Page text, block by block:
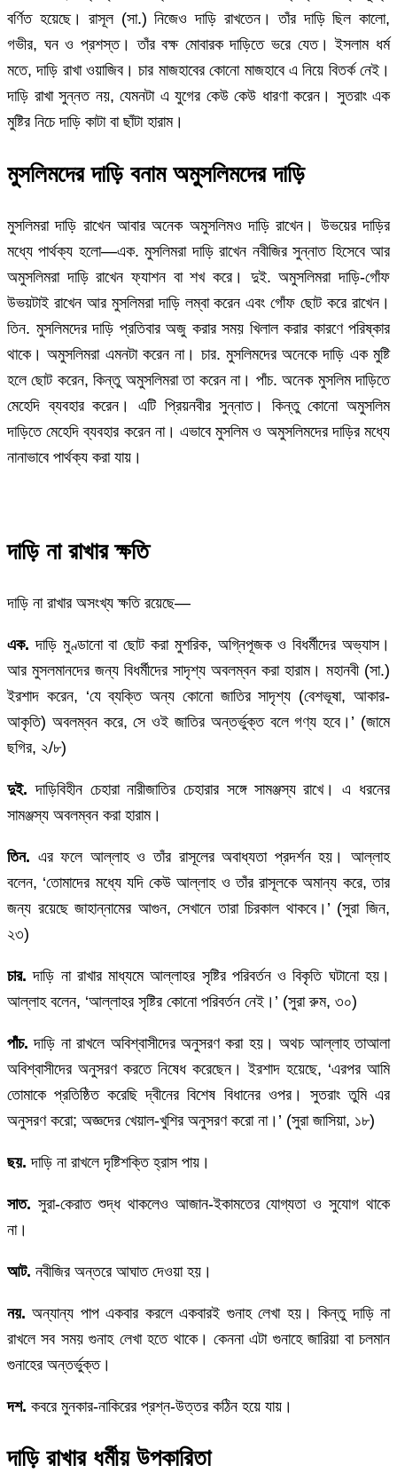
বর্ণিত হয়েছে। রাসূল (সা.) নিজেও দাড়ি রাখতেন। তাঁর দাড়ি ছিল কালো,
গভীর, ঘন ও প্রশস্ত। তাঁর বক্ষ মোবারক দাড়িতে ভরে যেত। ইসলাম ধর্ম
মতে, দাড়ি রাখা ওয়াজিব। চার মাজহাবের কোনো মাজহাবে এ নিয়ে বিতর্ক নেই।
দাড়ি রাখা সুন্নত নয়, যেমনটা এ যুগের কেউ কেউ ধারণা করেন। সুতরাং এক
মুষ্টির নিচে দাড়ি কাটা বা ছাঁটা হারাম।
মুসলিমদের দাড়ি বনাম অমুসলিমদের দাড়ি
মুসলিমরা দাড়ি রাখেন আবার অনেক অমুসলিমও দাড়ি রাখেন। উভয়ের দাড়ির
মধ্যে পার্থক্য হলো—এক. মুসলিমরা দাড়ি রাখেন নবীজির সুন্নাত হিসেবে আর
অমুসলিমরা দাড়ি রাখেন ফ্যাশন বা শখ করে। দুই. অমুসলিমরা দাড়ি-গোঁফ
উভয়টাই রাখেন আর মুসলিমরা দাড়ি লম্বা করেন এবং গোঁফ ছোট করে রাখেন।
তিন. মুসলিমদের দাড়ি প্রতিবার অজু করার সময় খিলাল করার কারণে পরিষ্কার
থাকে। অমুসলিমরা এমনটা করেন না। চার. মুসলিমদের অনেকে দাড়ি এক মুষ্টি
হলে ছোট করেন, কিন্তু অমুসলিমরা তা করেন না। পাঁচ. অনেক মুসলিম দাড়িতে
মেহেদি ব্যবহার করেন। এটি প্রিয়নবীর সুন্নাত। কিন্তু কোনো অমুসলিম
দাড়িতে মেহেদি ব্যবহার করেন না। এভাবে মুসলিম ও অমুসলিমদের দাড়ির মধ্যে
নানাভাবে পার্থক্য করা যায়।
দাড়ি না রাখার ক্ষতি
দাড়ি না রাখার অসংখ্য ক্ষতি রয়েছে—
এক. দাড়ি মুণ্ডানো বা ছোট করা মুশরিক, অগ্নিপূজক ও বিধর্মীদের অভ্যাস।
আর মুসলমানদের জন্য বিধর্মীদের সাদৃশ্য অবলম্বন করা হারাম। মহানবী (সা.)
ইরশাদ করেন, ‘যে ব্যক্তি অন্য কোনো জাতির সাদৃশ্য (বেশভূষা, আকার-
আকৃতি) অবলম্বন করে, সে ওই জাতির অন্তর্ভুক্ত বলে গণ্য হবে।’ (জামে
ছগির, ২/৮)
দুই. দাড়িবিহীন চেহারা নারীজাতির চেহারার সঙ্গে সামঞ্জস্য রাখে। এ ধরনের
সামঞ্জস্য অবলম্বন করা হারাম।
তিন. এর ফলে আল্লাহ ও তাঁর রাসূলের অবাধ্যতা প্রদর্শন হয়। আল্লাহ
বলেন, ‘তোমাদের মধ্যে যদি কেউ আল্লাহ ও তাঁর রাসূলকে অমান্য করে, তার
জন্য রয়েছে জাহান্নামের আগুন, সেখানে তারা চিরকাল থাকবে।’ (সুরা জিন,
২৩)
চার. দাড়ি না রাখার মাধ্যমে আল্লাহর সৃষ্টির পরিবর্তন ও বিকৃতি ঘটানো হয়।
আল্লাহ বলেন, ‘আল্লাহর সৃষ্টির কোনো পরিবর্তন নেই।’ (সুরা রুম, ৩০)
পাঁচ. দাড়ি না রাখলে অবিশ্বাসীদের অনুসরণ করা হয়। অথচ আল্লাহ তাআলা
অবিশ্বাসীদের অনুসরণ করতে নিষেধ করেছেন। ইরশাদ হয়েছে, ‘এরপর আমি
তোমাকে প্রতিষ্ঠিত করেছি দ্বীনের বিশেষ বিধানের ওপর। সুতরাং তুমি এর
অনুসরণ করো; অজ্ঞদের খেয়াল-খুশির অনুসরণ করো না।’ (সুরা জাসিয়া, ১৮)
ছয়. দাড়ি না রাখলে দৃষ্টিশক্তি হ্রাস পায়।
সাত. সুরা-কেরাত শুদ্ধ থাকলেও আজান-ইকামতের যোগ্যতা ও সুযোগ থাকে
না।
আট. নবীজির অন্তরে আঘাত দেওয়া হয়।
নয়. অন্যান্য পাপ একবার করলে একবারই গুনাহ লেখা হয়। কিন্তু দাড়ি না
রাখলে সব সময় গুনাহ লেখা হতে থাকে। কেননা এটা গুনাহে জারিয়া বা চলমান
গুনাহের অন্তর্ভুক্ত।
দশ. কবরে মুনকার-নাকিরের প্রশ্ন-উত্তর কঠিন হয়ে যায়।
দাড়ি রাখার ধর্মীয় উপকারিতা